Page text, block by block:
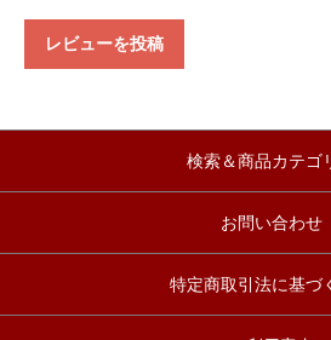
レビューを投稿
検索＆商品カテゴ
お問い合わせ
特定商取引法に基づ